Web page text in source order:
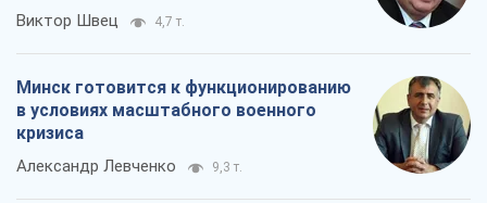
Виктор Швец 4,7 т.
Минск готовится к функционированию
в условиях масштабного военного
кризиса
Александр Левченко 9,3 т.